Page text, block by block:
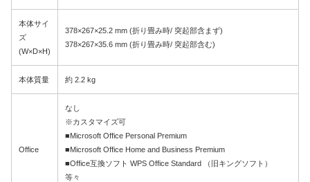
本体サイ
ズ
(W×D×H)
378×267×25.2 mm (折り畳み時/ 突起部含まず)
378×267×35.6 mm (折り畳み時/ 突起部含む)
本体質量 約 2.2 kg
Office
なし
※カスタマイズ可
■Microsoft Office Personal Premium
■Microsoft Office Home and Business Premium
■Office互換ソフト WPS Office Standard （旧キングソフト）
等々